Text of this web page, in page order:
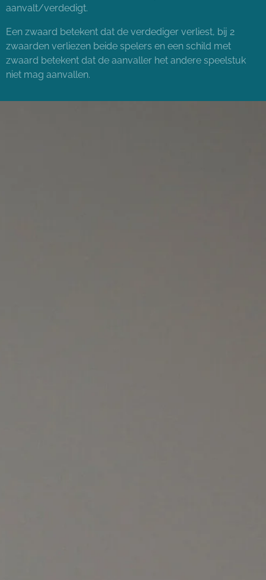
aanvalt/verdedigt.
Een zwaard betekent dat de verdediger verliest, bij 2
zwaarden verliezen beide spelers en een schild met
zwaard betekent dat de aanvaller het andere speelstuk
niet mag aanvallen.